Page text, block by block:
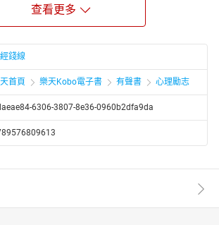
和從眾效應，以及克服這些障礙的心態和方
創新的基本認識和必要的心態準備。
何突破思維障礙，從而找到創新的密碼。本書
模式，如靈感思維、聯想思維、想像思維等
運用方法和技巧，用來幫助讀者更好地理解這
強調心態的重要性，指出建立自信心、敢於冒
。透過生動的例子和實用的建議，引導讀者探
鼓勵他們勇敢地跨越思維障礙。
釋這些方法應用於創新的原理。作者不僅幫
本質，還提供了具體的建議，使讀者能夠更
查看更多
錢線
首頁 樂天Kobo電子書 有聲書 心理勵志
6306-3807-8e36-0960b2dfa9da